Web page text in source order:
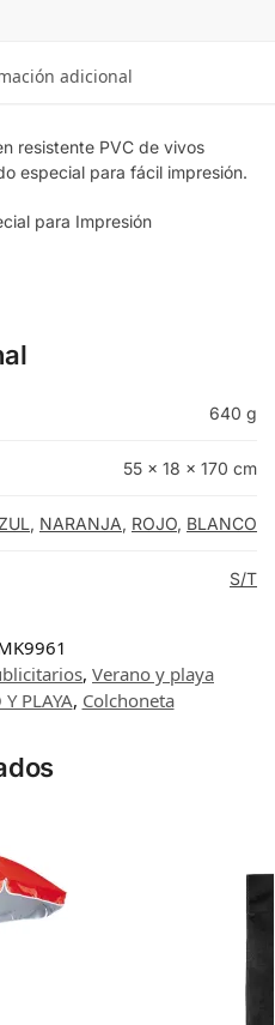
adicional
resistente PVC de vivos
especial para fácil impresión.
para Impresión
640 g
55 × 18 × 170 cm
, NARANJA, ROJO, BLANCO
S/T
, Verano y playa
PLAYA, Colchoneta